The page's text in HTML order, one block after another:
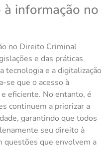
informação no
no Direito Criminal
e das práticas
tecnologia e a digitalização
se que o acesso à
eficiente. No entanto, é
continuem a priorizar a
garantindo que todos
seu direito à
questões que envolvem a